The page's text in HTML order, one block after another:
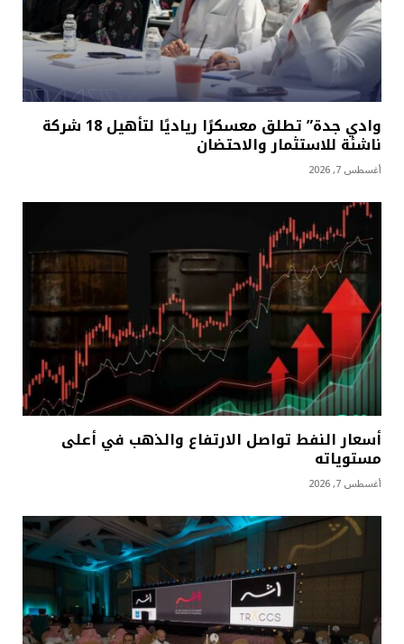
وادي جدة” تطلق معسكرًا رياديًا لتأهيل 18 شركة
ناشئة للاستثمار والاحتضان
أغسطس 7, 2026
أسعار النفط تواصل الارتفاع والذهب في أعلى
مستوياته
أغسطس 7, 2026